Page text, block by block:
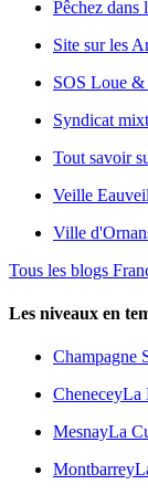
Pêchez dans
Site sur les
SOS Loue &
Syndicat
Tout savoir
Veille Eau
Ville
Tous les blogs
Les niveaux en
Champagne
CheneceyLa
MesnayLa
Montbarrey